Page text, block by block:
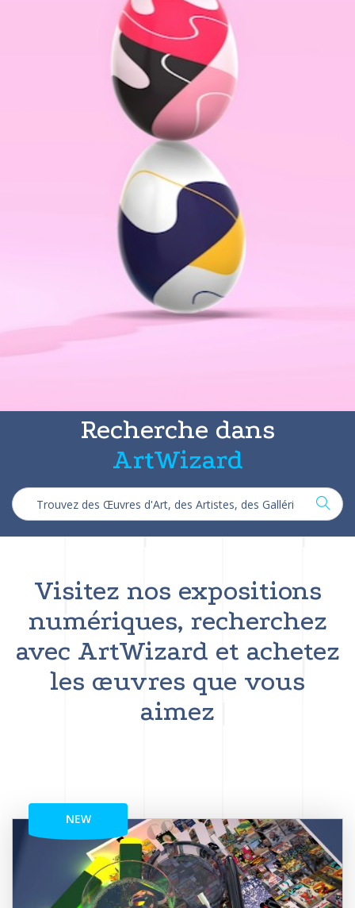
Recherche dans
ArtWizard
Visitez nos expositions
numériques, recherchez
avec ArtWizard et achetez
les œuvres que vous
aimez
NEW